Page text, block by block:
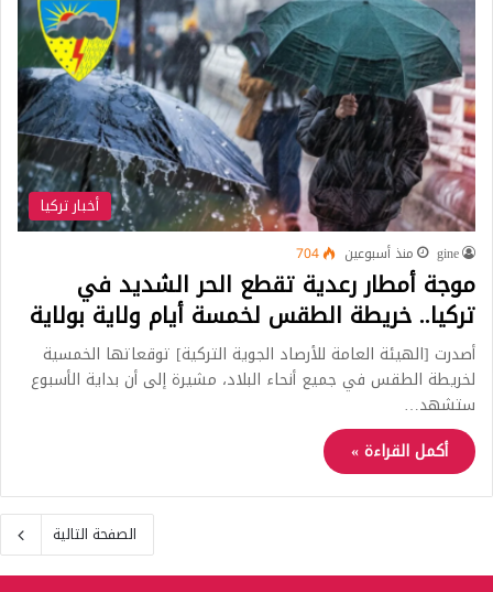
أخبار تركيا
gine منذ أسبوعين 704
موجة أمطار رعدية تقطع الحر الشديد في
تركيا.. خريطة الطقس لخمسة أيام ولاية بولاية
أصدرت [الهيئة العامة للأرصاد الجوية التركية] توقعاتها الخمسية
لخريطة الطقس في جميع أنحاء البلاد، مشيرة إلى أن بداية الأسبوع
ستشهد…
أكمل القراءة »
الصفحة التالية